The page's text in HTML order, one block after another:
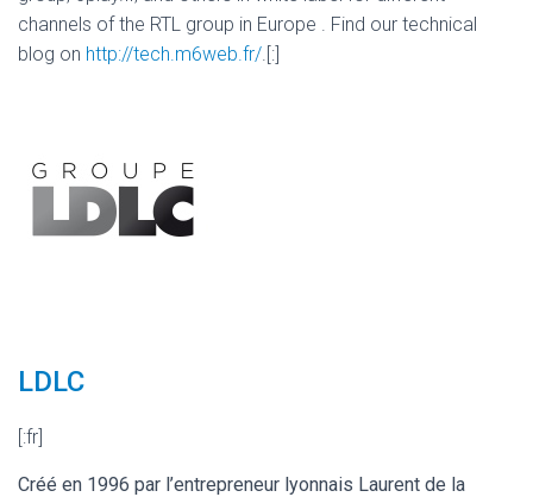
channels of the RTL group in Europe . Find our technical
blog on http://tech.m6web.fr/.[:]
LDLC
[:fr]
Créé en 1996 par l’entrepreneur lyonnais Laurent de la